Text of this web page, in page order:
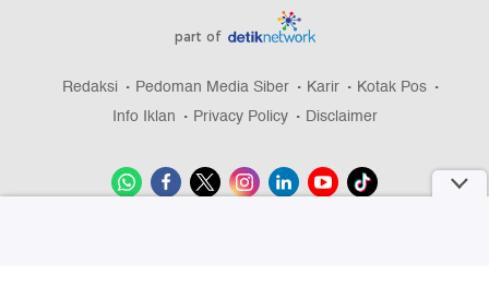
part of
Redaksi Pedoman Media Siber Karir
Kotak Pos
Info Iklan
Privacy Policy Disclaimer